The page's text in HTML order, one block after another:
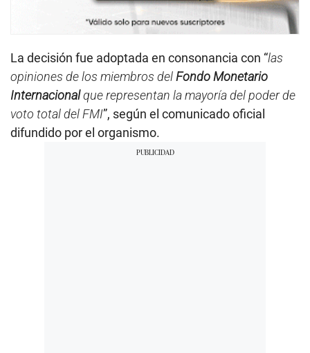
La decisión fue adoptada en consonancia con “las
opiniones de los miembros delFondo Monetario
Internacionalque representan la mayoría del poder de
voto total del FMI”, según el comunicado oficial
difundido por el organismo.